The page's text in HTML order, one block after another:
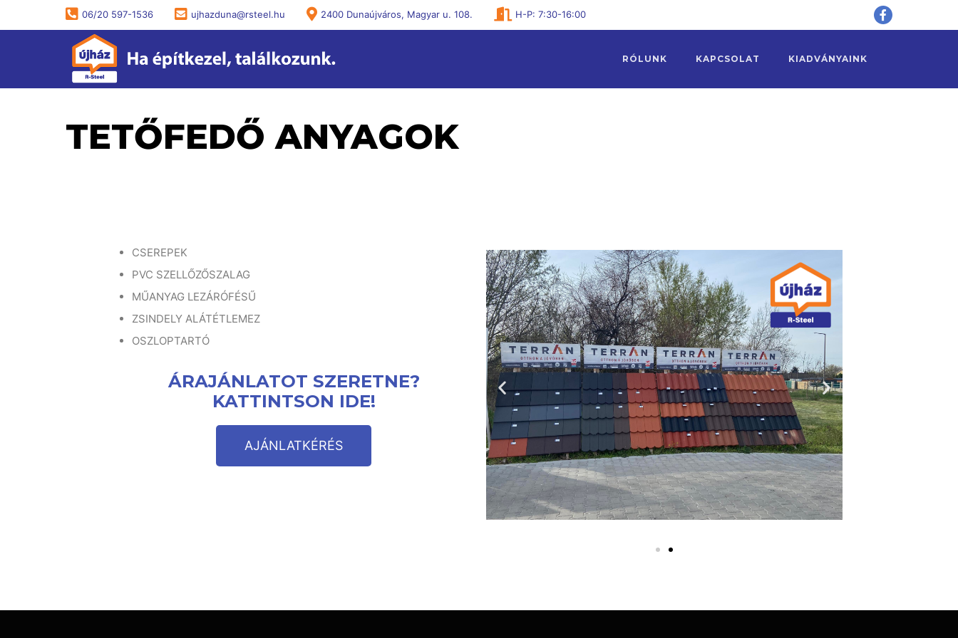
06/20 597-1536 ujhazduna@rsteel.hu 2400 Dunaújváros, Magyar u. 108. H-P: 7:30-16:00
RÓLUNK KAPCSOLAT KIADVÁNYAINK
TETŐFEDŐ ANYAGOK
CSEREPEK
PVC SZELLŐZŐSZALAG
MŰANYAG LEZÁRÓFÉSŰ
ZSINDELY ALÁTÉTLEMEZ
OSZLOPTARTÓ
ÁRAJÁNLATOT SZERETNE?
KATTINTSON IDE!
AJÁNLATKÉRÉS